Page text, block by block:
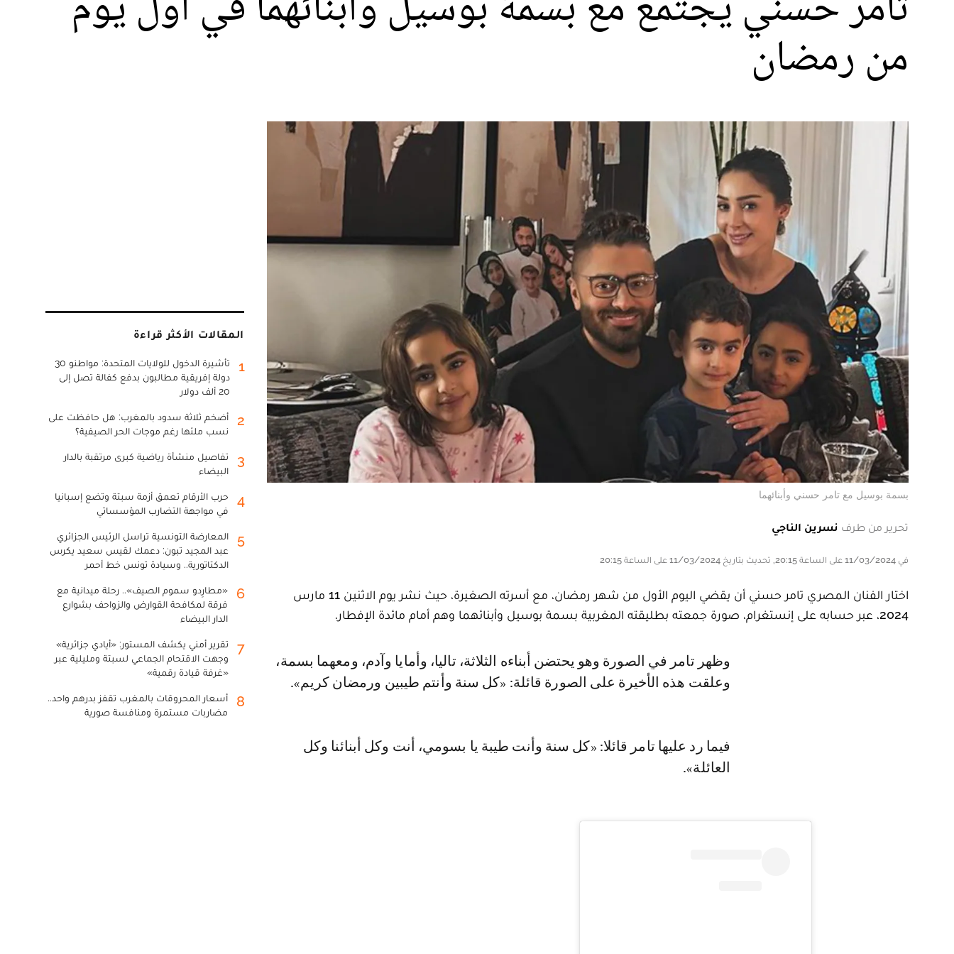
من رمضان
بسمة بوسيل مع تامر حسني وأبنائهما
تحرير من طرف نسرين الناجي
في 11/03/2024 على الساعة 20:15, تحديث بتاريخ 11/03/2024 على الساعة 20:15
اختار الفنان المصري تامر حسني أن يقضي اليوم الأول من شهر رمضان، مع أسرته الصغيرة، حيث نشر يوم الاثنين 11 مارس
2024، عبر حسابه على إنستغرام، صورة جمعته بطليقته المغربية بسمة بوسيل وأبنائهما وهم أمام مائدة الإفطار.
وظهر تامر في الصورة وهو يحتضن أبناءه الثلاثة، تاليا، وأمايا وآدم، ومعهما بسمة،
وعلقت هذه الأخيرة على الصورة قائلة: «كل سنة وأنتم طيبين ورمضان كريم».
فيما رد عليها تامر قائلا: «كل سنة وأنت طيبة يا بسومي، أنت وكل أبنائنا وكل
العائلة».
المقالات الأكثر قراءة
1
تأشيرة الدخول للولايات المتحدة: مواطنو 30
دولة إفريقية مطالبون بدفع كفالة تصل إلى
20 ألف دولار
2
أضخم ثلاثة سدود بالمغرب: هل حافظت على
نسب ملئها رغم موجات الحر الصيفية؟
3
تفاصيل منشأة رياضية كبرى مرتقبة بالدار
البيضاء
4
حرب الأرقام تعمق أزمة سبتة وتضع إسبانيا
في مواجهة التضارب المؤسساتي
5
المعارضة التونسية تراسل الرئيس الجزائري
عبد المجيد تبون: دعمك لقيس سعيد يكرس
الدكتاتورية.. وسيادة تونس خط أحمر
6
«مطارِدو سموم الصيف».. رحلة ميدانية مع
فرقة لمكافحة القوارض والزواحف بشوارع
الدار البيضاء
7
تقرير أمني يكشف المستور: «أيادي جزائرية»
وجهت الاقتحام الجماعي لسبتة ومليلية عبر
«غرفة قيادة رقمية»
8
أسعار المحروقات بالمغرب تقفز بدرهم واحد..
مضاربات مستمرة ومنافسة صورية